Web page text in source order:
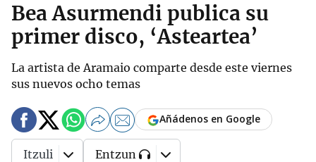
Bea Asurmendi publica su
primer disco, ‘Asteartea’
La artista de Aramaio comparte desde este viernes
sus nuevos ocho temas
Añádenos en Google
Itzuli Entzun